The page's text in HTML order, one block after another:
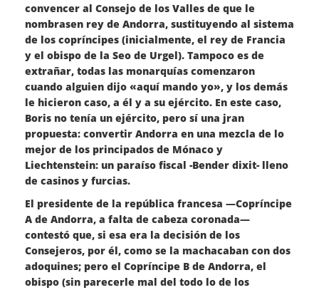
convencer al Consejo de los Valles de que le
nombrasen rey de Andorra, sustituyendo al sistema
de los copríncipes (inicialmente, el rey de Francia
y el obispo de la Seo de Urgel). Tampoco es de
extrañar, todas las monarquías comenzaron
cuando alguien dijo «aquí mando yo», y los demás
le hicieron caso, a él y a su ejército. En este caso,
Boris no tenía un ejército, pero sí una jran
propuesta: convertir Andorra en una mezcla de lo
mejor de los principados de Mónaco y
Liechtenstein: un paraíso fiscal -Bender dixit- lleno
de casinos y furcias.
El presidente de la república francesa —Copríncipe
A de Andorra, a falta de cabeza coronada—
contestó que, si esa era la decisión de los
Consejeros, por él, como se la machacaban con dos
adoquines; pero el Copríncipe B de Andorra, el
obispo (sin parecerle mal del todo lo de los